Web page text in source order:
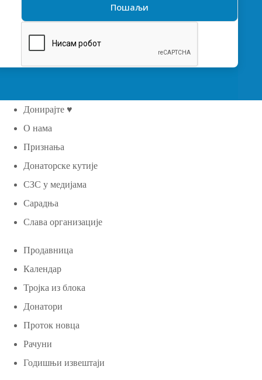
Донирајте ♥
О нама
Признања
Донаторске кутије
СЗС у медијама
Сарадња
Слава организације
Продавница
Календар
Тројка из блока
Донатори
Проток новца
Рачуни
Годишњи извештаји